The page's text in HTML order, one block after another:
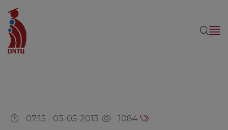
07:15 - 03-05-2013 1084